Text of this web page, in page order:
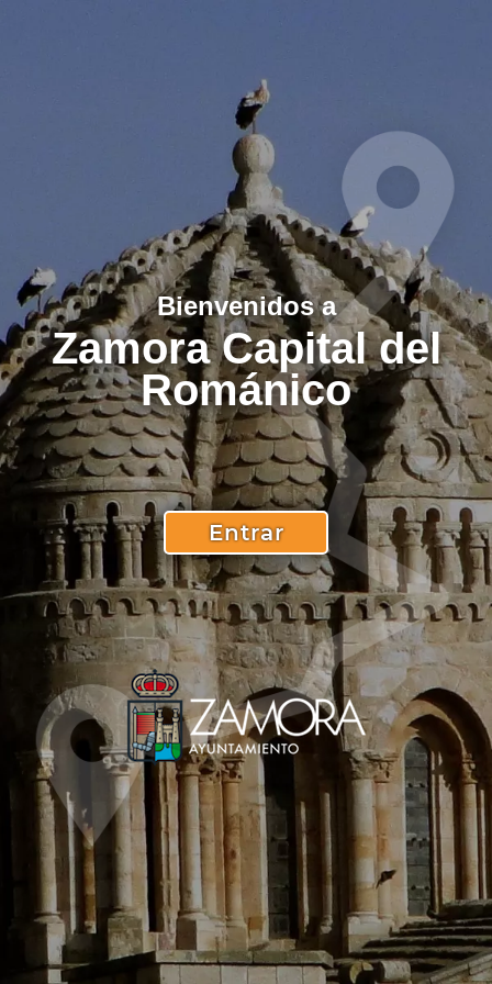
Bienvenidos a
Zamora Capital del
Románico
Entrar